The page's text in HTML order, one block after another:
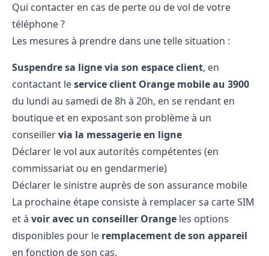
Qui contacter en cas de perte ou de vol de votre
téléphone ?
Les mesures à prendre dans une telle situation :
Suspendre sa ligne via son espace client, en
contactant leservice client Orange mobile au 3900
du lundi au samedi de 8h à 20h, en se rendant en
boutique et en exposant son problème à un
conseillervia la messagerie en ligne
Déclarer le vol aux autorités compétentes (en
commissariat ou en gendarmerie)
Déclarer le sinistre auprès de son assurance mobile
La prochaine étape consiste à remplacer sa carte SIM
et à voir avec un conseiller Orange les options
disponibles pour le remplacement de son appareil
en fonction de son cas.